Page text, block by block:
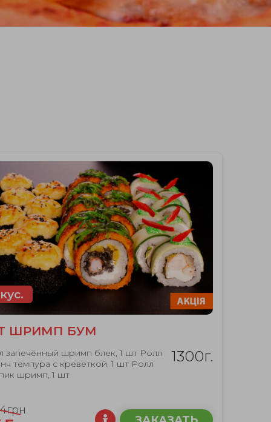
ШРИМП БУМ
запечённый шримп блек, 1 шт Ролл
темпура с креветкой, 1 шт Ролл
шримп, 1 шт
1300г.